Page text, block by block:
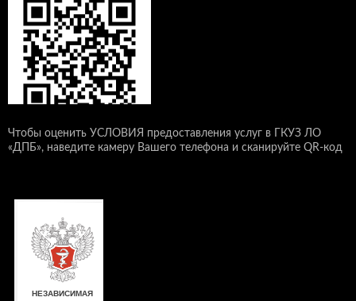
Чтобы оценить УСЛОВИЯ предоставления услуг в ГКУЗ ЛО
«ДПБ», наведите камеру Вашего телефона и сканируйте QR-код